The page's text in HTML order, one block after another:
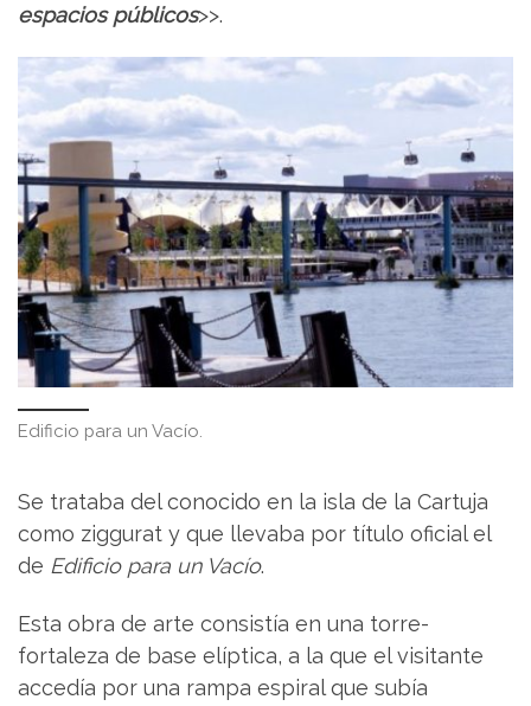
espacios públicos>>.
Edificio para un Vacío.
Se trataba del conocido en la isla de la Cartuja
como ziggurat y que llevaba por título oficial el
de Edificio para un Vacío.
Esta obra de arte consistía en una torre-
fortaleza de base elíptica, a la que el visitante
accedía por una rampa espiral que subía